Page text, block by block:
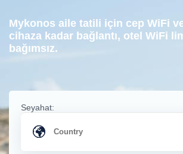
Mykonos aile tatili için cep WiFi
cihaza kadar bağlantı, otel WiFi
bağımsız.
Seyahat: